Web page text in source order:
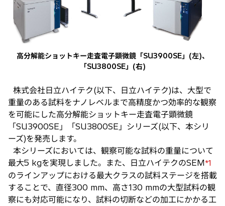
開
く
高分解能ショットキー走査電子顕微鏡「SU3900SE」(左)、
「SU3800SE」(右)
株式会社日立ハイテク(以下、日立ハイテク)は、大型で
重量のある試料をナノレベルまで高精度かつ効率的な観察
を可能にした高分解能ショットキー走査電子顕微鏡
「SU3900SE」「SU3800SE」シリーズ(以下、本シリ
ーズ)を発売します。
本シリーズにおいては、観察可能な試料の重量について
最大5 kgを実現しました。また、日立ハイテクのSEM*1
のラインアップにおける最大クラスの試料ステージを搭載
することで、直径300 mm、高さ130 mmの大型試料の観
察にも対応可能になり、試料の切断などの加工にかかる工